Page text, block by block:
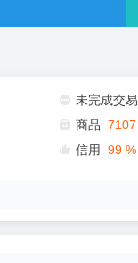
未完成交易
商品 7107
信用 99 %